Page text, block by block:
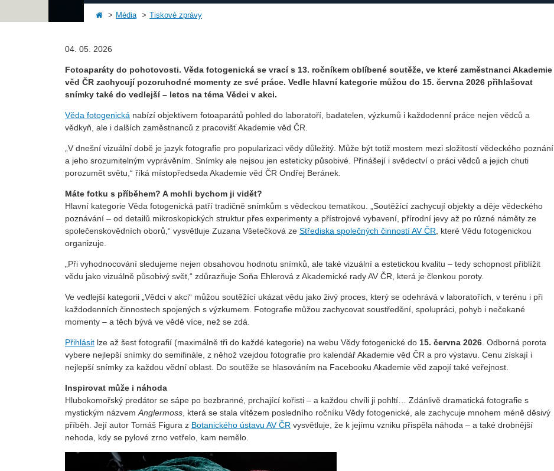
Média Tiskové zprávy
04. 05. 2026
Fotoaparáty do pohotovosti. Věda fotogenická se vrací s 13. ročníkem oblíbené soutěže, ve které zaměstnanci Akademie
věd ČR zachycují pozoruhodné momenty ze své práce. Vedle hlavní kategorie můžou do 15. června 2026 přihlašovat
snímky také do vedlejší – letos na téma Vědci v akci.
Věda fotogenická nabízí objektivem fotoaparátů pohled do laboratoří, badatelen, výzkumů i každodenní práce nejen vědců a
vědkyň, ale i dalších zaměstnanců z pracovišť Akademie věd ČR.
„V dnešní vizuální době je jazyk fotografie pro popularizaci vědy důležitý. Může být totiž mostem mezi složitostí vědeckého poznání
a jeho srozumitelným vyprávěním. Snímky ale nejsou jen esteticky působivé. Přinášejí i svědectví o práci vědců a jejich chuti
porozumět světu,“ říká místopředseda Akademie věd ČR Ondřej Beránek.
Máte fotku s příběhem? A mohli bychom ji vidět?
Hlavní kategorie Věda fotogenická patří tradičně snímkům s vědeckou tematikou. „Soutěžící zachycují objekty a děje vědeckého
poznávání – od detailů mikroskopických struktur přes experimenty a přístrojové vybavení, přírodní jevy až po různé náměty ze
společenskovědních oborů,“ vysvětluje Zuzana Všetečková ze Střediska společných činností AV ČR, které Vědu fotogenickou
organizuje.
„Při vyhodnocování sledujeme nejen obsahovou hodnotu snímků, ale také vizuální a estetickou kvalitu – tedy schopnost přiblížit
vědu jako vizuálně působivý svět,“ zdůrazňuje Soňa Ehlerová z Akademické rady AV ČR, která je členkou poroty.
Ve vedlejší kategorii „Vědci v akci“ můžou soutěžící ukázat vědu jako živý proces, který se odehrává v laboratořích, v terénu i při
každodenních činnostech spojených s výzkumem. Fotografie můžou zachycovat soustředění, spolupráci, pohyb i nečekané
momenty – a těch bývá ve vědě více, než se zdá.
Přihlásit lze až šest fotografií (maximálně tři do každé kategorie) na webu Vědy fotogenické do 15. června 2026. Odborná porota
vybere nejlepší snímky do semifinále, z něhož vzejdou fotografie pro kalendář Akademie věd ČR a pro výstavu. Cenu získají i
nejlepší snímky za každou vědní oblast. Do soutěže se hlasováním na Facebooku Akademie věd zapojí také veřejnost.
Inspirovat může i náhoda
Hlubokomořský predátor se sápe po bezbranné, prchající kořisti – a každou chvíli ji pohltí… Zdánlivě dramatická fotografie s
mystickým názvemAnglermoss, která se stala vítězem posledního ročníku Vědy fotogenické, ale zachycuje mnohem méně děsivý
příběh. Její autor Tomáš Figura z Botanického ústavu AV ČR vysvětluje, že k jejímu vzniku přispěla náhoda – a také drobnější
nehoda, kdy se pylové zrno vetřelo, kam nemělo.